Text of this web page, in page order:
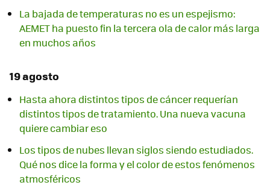
La bajada de temperaturas no es un espejismo:
AEMET ha puesto fin la tercera ola de calor más larga
en muchos años
19 agosto
Hasta ahora distintos tipos de cáncer requerían
distintos tipos de tratamiento. Una nueva vacuna
quiere cambiar eso
Los tipos de nubes llevan siglos siendo estudiados.
Qué nos dice la forma y el color de estos fenómenos
atmosféricos